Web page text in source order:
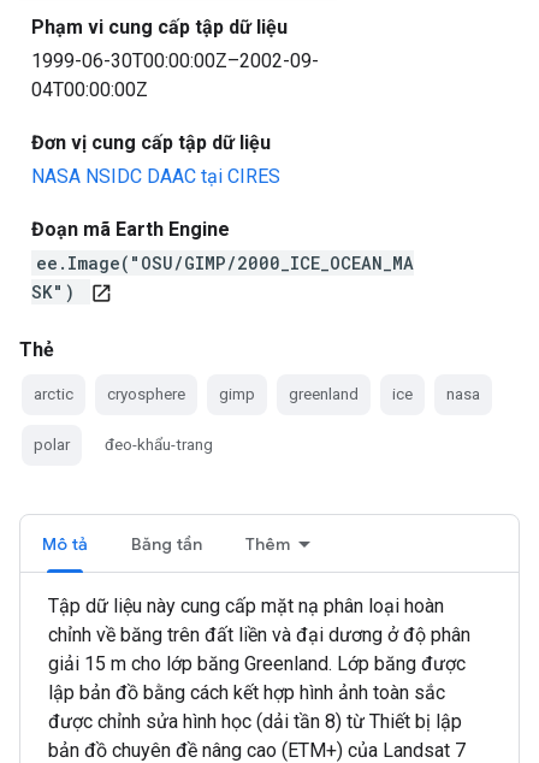
Phạm vi cung cấp tập dữ liệu
1999-06-30T00:00:00Z–2002-09-
04T00:00:00Z
Đơn vị cung cấp tập dữ liệu
NASA NSIDC DAAC tại CIRES
Đoạn mã Earth Engine
ee.Image("OSU/GIMP/2000_ICE_OCEAN_MA
SK")
open_in_new
Thẻ
arctic cryosphere gimp greenland ice nasa
polar đeo-khẩu-trang
Mô tả Băng tần Thêm
Tập dữ liệu này cung cấp mặt nạ phân loại hoàn
chỉnh về băng trên đất liền và đại dương ở độ phân
giải 15 m cho lớp băng Greenland. Lớp băng được
lập bản đồ bằng cách kết hợp hình ảnh toàn sắc
được chỉnh sửa hình học (dải tần 8) từ Thiết bị lập
bản đồ chuyên đề nâng cao (ETM+) của Landsat 7